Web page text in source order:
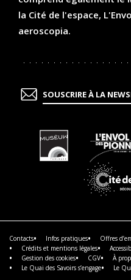
la Cité de l'espace,
aeroscopia.
SOUSCRIRE À LA
En
savoir
plus
Contacts Infos pratiques Offres
Crédits et mentions légales
Gestion des cookies
CGV
À
Le Quai des Savoirs s’engage
Le